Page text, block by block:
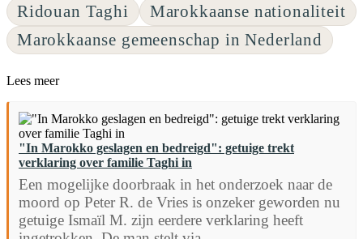
Ridouan Taghi
Marokkaanse nationaliteit
Marokkaanse gemeenschap in Nederland
Lees meer
"In Marokko geslagen en bedreigd": getuige trekt
verklaring over familie Taghi in
Een mogelijke doorbraak in het onderzoek naar de
moord op Peter R. de Vries is onzeker geworden nu
getuige Ismaïl M. zijn eerdere verklaring heeft